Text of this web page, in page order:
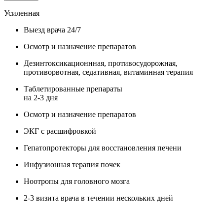
Усиленная
Выезд врача 24/7
Осмотр и назначение препаратов
Дезинтоксикационнная, противосудорожная,
противорвотная, седативная, витаминная терапия
Таблетированные препараты
на 2-3 дня
Осмотр и назначение препаратов
ЭКГ с расшифровкой
Гепатопротекторы для восстановления печени
Инфузионная терапия почек
Ноотропы для головного мозга
2-3 визита врача в течении нескольких дней